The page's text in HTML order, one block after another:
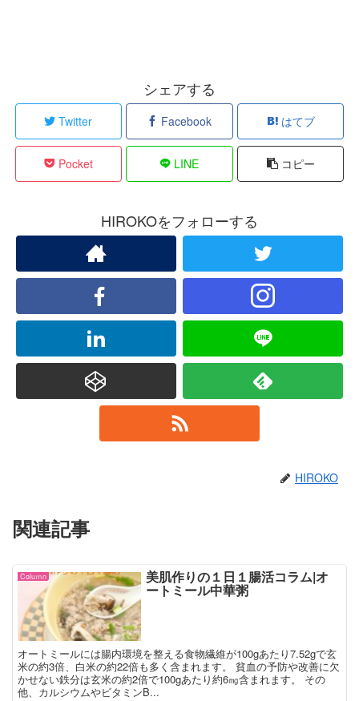
シェアする
Twitter Facebook はてブ
Pocket LINE コピー
HIROKOをフォローする
HIROKO
関連記事
Coluｍn 美肌作りの１日１腸活コラム|オ
ートミール中華粥
オートミールには腸内環境を整える食物繊維が100gあたり7.52gで玄
米の約3倍、白米の約22倍も多く含まれます。 貧血の予防や改善に欠
かせない鉄分は玄米の約2倍で100gあたり約6㎎含まれます。 その
他、カルシウムやビタミンB...